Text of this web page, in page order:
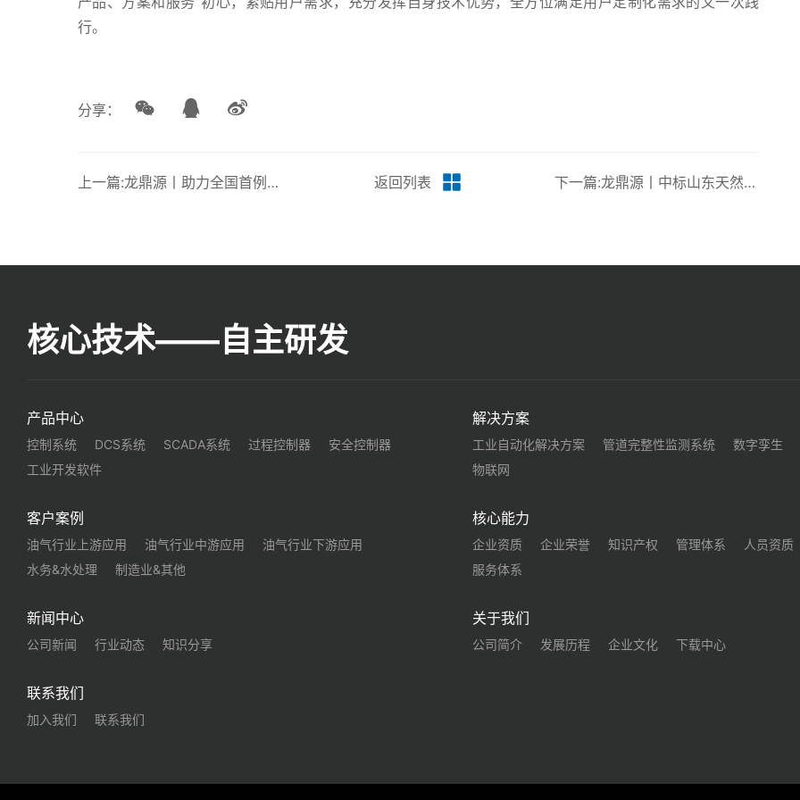
行。
分享：
上一篇:龙鼎源丨助力全国首例高含硫气田湿气增压先导性项目顺利投产 返回列表 下一篇:龙鼎源丨中标山东天然气管道安全防护数据采集项目
核心技术——自主研发
产品中心
控制系统 DCS系统 SCADA系统 过程控制器
安全控制器
工业开发软件
解决方案
工业自动化解决方案 管道完整性监测系统
数字孪生
物联网
客户案例
油气行业上游应用 油气行业中游应用
油气行业下游应用
水务&水处理
制造业&其他
核心能力
企业资质 企业荣誉 知识产权 管理体系
人员资质
服务体系
新闻中心
公司新闻 行业动态 知识分享
关于我们
公司简介 发展历程 企业文化 下载中心
联系我们
加入我们 联系我们